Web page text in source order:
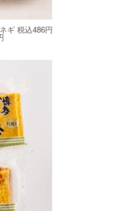
ギ 税込486円